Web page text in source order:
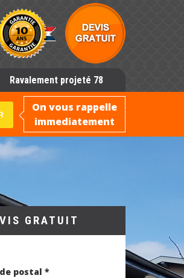
Ravalement projeté 78
On vous rappelle
immediatement
GRATUIT
postal *